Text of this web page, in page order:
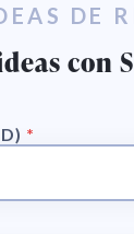
DE
con
*